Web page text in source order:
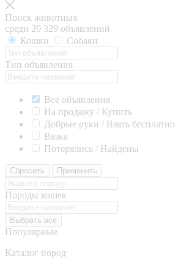
Поиск животных
среди 20 329 объявлений
Кошки
Собаки
Тип объявления
Все объявления
На продажу / Купить
Добрые руки / Взять бесплатно
Вязка
Потерялись / Найдены
Сбросить Применить
Породы кошек
Выбрать все
Популярные
Каталог пород